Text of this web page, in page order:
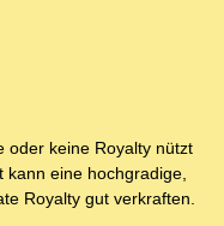
oder keine Royalty nützt
kann eine hochgradige,
Royalty gut verkraften.